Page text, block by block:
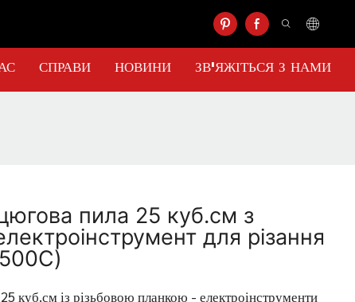
СПРАВИ НОВИНИ ЗВ'ЯЖІТЬСЯ З НАМИ
пила 25 куб.см з
для різання
куб.см із різьбовою планкою - електроінструменти